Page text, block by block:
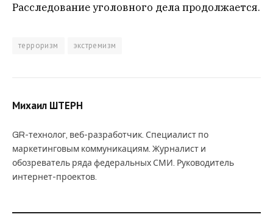
Расследование уголовного дела продолжается.
терроризм экстремизм
Михаил ШТЕРН
GR-технолог, веб-разработчик. Специалист по
маркетинговым коммуникациям. Журналист и
обозреватель ряда федеральных СМИ. Руководитель
интернет-проектов.